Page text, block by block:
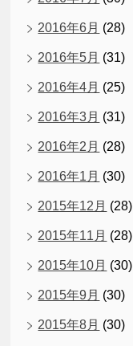
2016年6月 (28)
2016年5月 (31)
2016年4月 (25)
2016年3月 (31)
2016年2月 (28)
2016年1月 (30)
2015年12月 (28)
2015年11月 (28)
2015年10月 (30)
2015年9月 (30)
2015年8月 (30)